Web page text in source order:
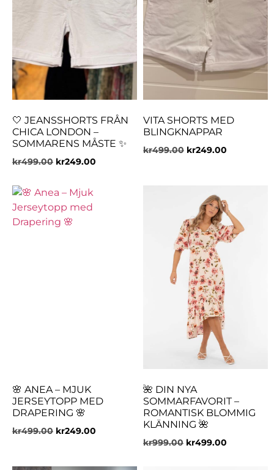
🤍 JEANSSHORTS FRÅN
CHICA LONDON –
SOMMARENS MÅSTE ✨
kr499.00 kr249.00
VITA SHORTS MED
BLINGKNAPPAR
kr499.00 kr249.00
🌸 ANEA – MJUK
JERSEYTOPP MED
DRAPERING 🌸
kr499.00 kr249.00
🌺 DIN NYA
SOMMARFAVORIT –
ROMANTISK BLOMMIG
KLÄNNING 🌺
kr999.00 kr499.00